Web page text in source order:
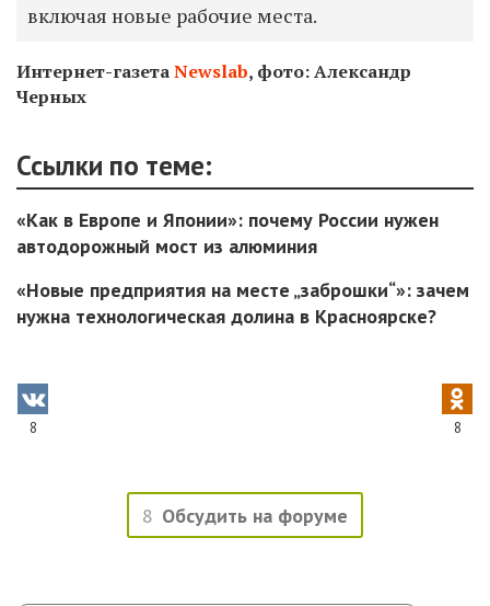
включая новые рабочие места.
Интернет-газетаNewslab, фото: Александр
Черных
Ссылки по теме:
«Как в Европе и Японии»: почему России нужен
автодорожный мост из алюминия
«Новые предприятия на месте „заброшки“»: зачем
нужна технологическая долина в Красноярске?
8 8
8 Обсудить на форуме